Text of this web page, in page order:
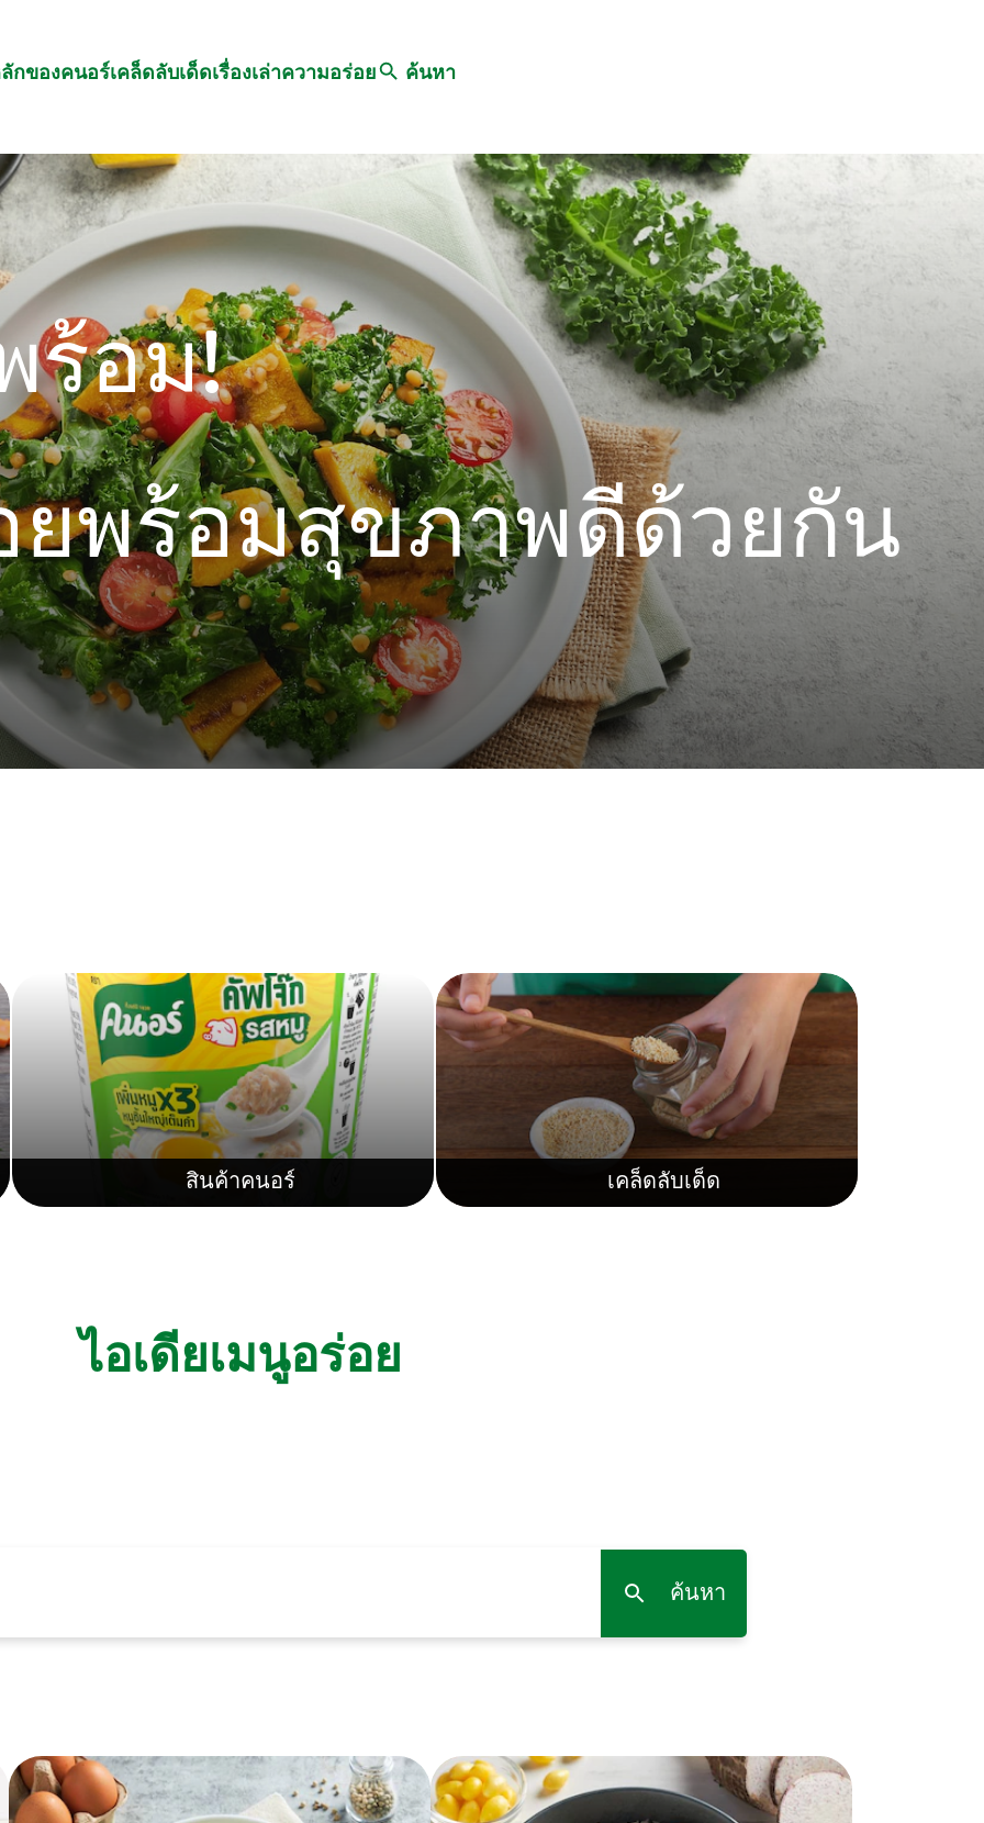
กของคนอร์เคล็ดลับเด็ดเรื่องเล่าความอร่อย ค้นหา
ร้อม!
ยพร้อมสุขภาพดีด้วยกัน
สินค้าคนอร์ เคล็ดลับเด็ด
ไอเดียเมนูอร่อย
ค้นหา